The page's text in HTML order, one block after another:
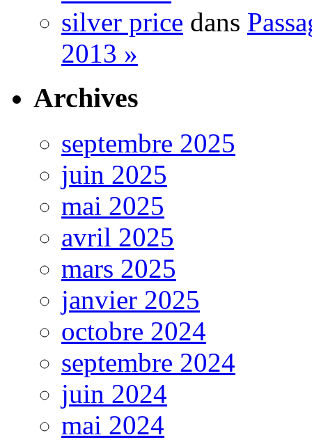
silver price dans
2013 »
Archives
septembre 2025
juin 2025
mai 2025
avril 2025
mars 2025
janvier 2025
octobre 2024
septembre 2024
juin 2024
mai 2024